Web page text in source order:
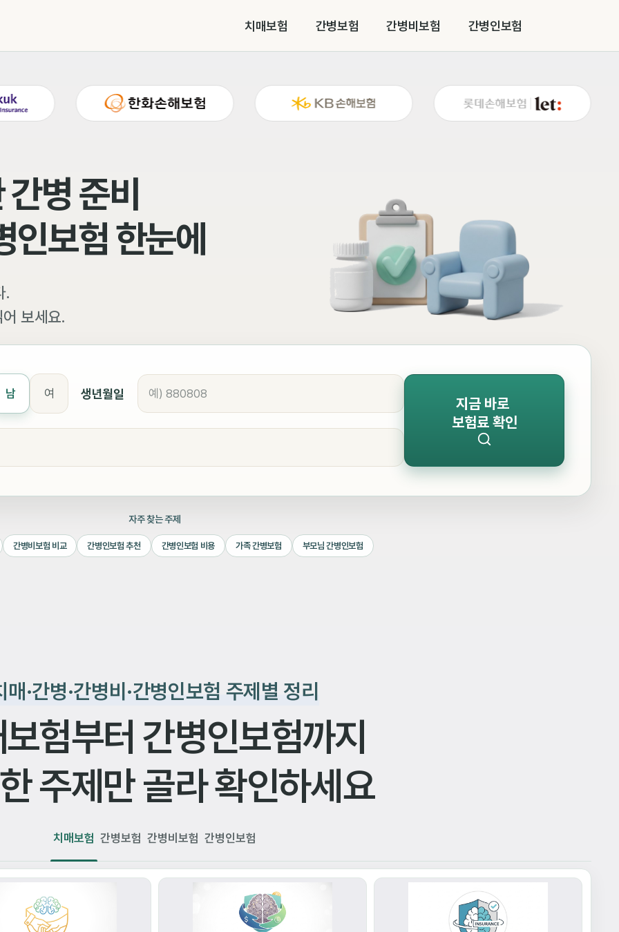
치매보험 간병보험 간병비보험 간병인보험
병 준비
인보험 한눈에
.
보세요.
남 여 생년월일
지금 바로
보험료 확인
자주 찾는 주제
간병비보험 비교 간병인보험 추천 간병인보험 비용 가족 간병보험 부모님 간병인보험
매·간병·간병비·간병인보험 주제별 정리
험부터 간병인보험까지
주제만 골라 확인하세요
치매보험 간병보험 간병비보험 간병인보험